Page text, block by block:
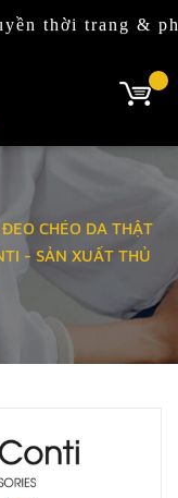
trang & phụ kiện
CHÉO DA THẬT
- SẢN XUẤT THỦ